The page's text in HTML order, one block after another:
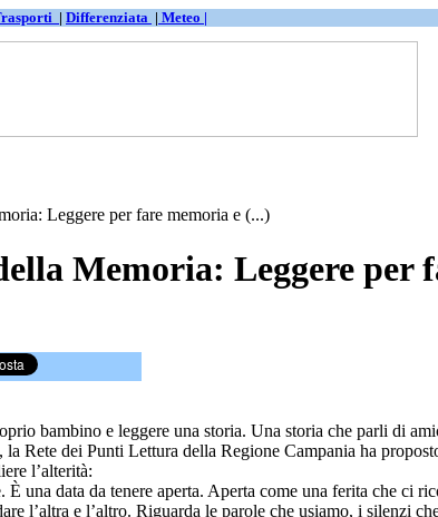
| Differenziata | Meteo |
Leggere per fare memoria e (...)
Memoria: Leggere per
bambino e leggere una storia. Una storia che parli di
Rete dei Punti Lettura della Regione Campania ha
l’alterità:
una data da tenere aperta. Aperta come una ferita che ci
l’altra e l’altro. Riguarda le parole che usiamo, i silenzi